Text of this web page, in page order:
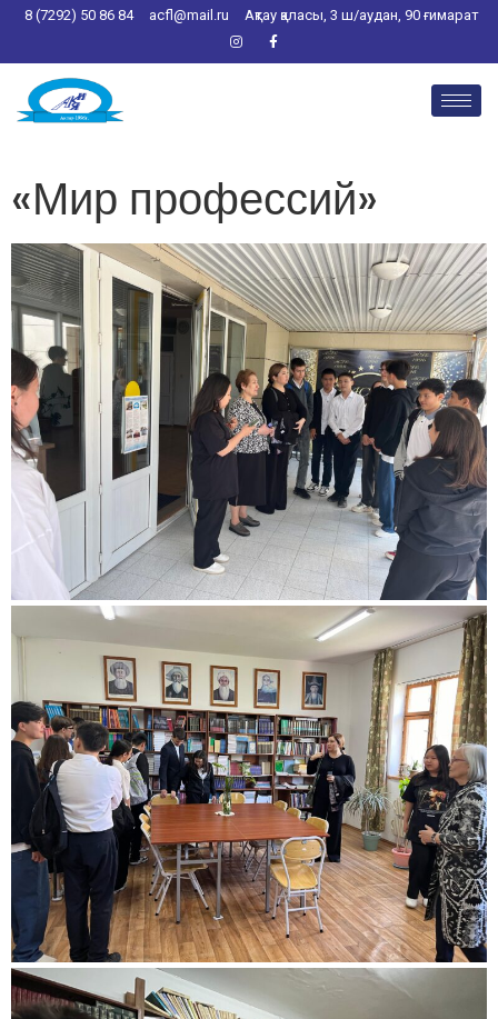
8 (7292) 50 86 84 acfl@mail.ru Ақтау қаласы, 3 ш/аудан, 90 ғимарат
«Мир профессий»